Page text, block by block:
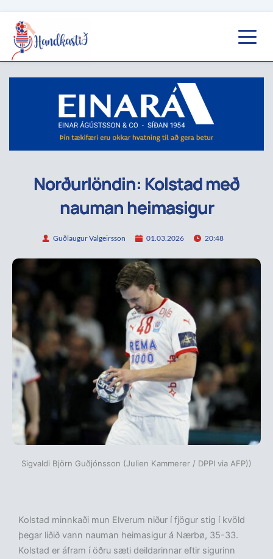
Norðurlöndin: Kolstad með
nauman heimasigur
Guðlaugur Valgeirsson 01.03.2026 20:48
Sigvaldi Björn Guðjónsson (Julien Kammerer / DPPI via AFP))
Kolstad minnkaði mun Elverum niður í fjögur stig í kvöld
þegar liðið vann nauman heimasigur á Nærbø, 35-33.
Kolstad er áfram í öðru sæti deildarinnar eftir sigurinn